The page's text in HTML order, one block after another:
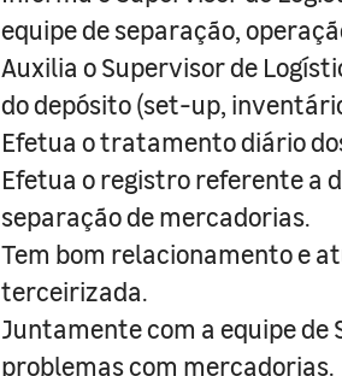
equipe de separação,
Auxilia o Supervisor de
do depósito (set-up,
Efetua o tratamento diário
Efetua o registro referente a
separação de mercadorias.
Tem bom relacionamento e
terceirizada.
Juntamente com a equipe
problemas com mercadorias.